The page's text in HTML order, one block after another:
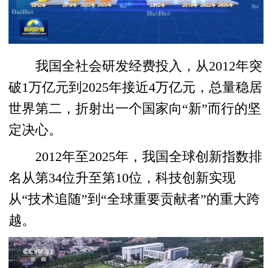
我国全社会研发经费投入，从2012年突
破1万亿元到2025年接近4万亿元，总量稳居
世界第二，折射出一个国家向“新”而行的坚
定决心。
2012年至2025年，我国全球创新指数排
名从第34位升至第10位，科技创新实现
从“技术追随”到“全球重要贡献者”的重大跨
越。